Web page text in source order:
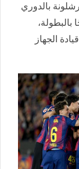
رقم 29 في تاريخ برشلونة بالدوري
بالبطولة،
الجهاز